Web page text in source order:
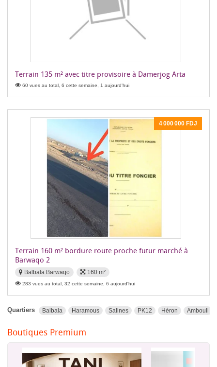
Terrain 135 m² avec titre provisoire à Damerjog Arta
60 vues au total, 6 cette semaine, 1 aujourd'hui
4 000 000 FDJ
Terrain 160 m² bordure route proche futur marché à
Barwaqo 2
Balbala Barwaqo 160 m²
283 vues au total, 32 cette semaine, 6 aujourd'hui
Quartiers Balbala Haramous Salines PK12 Héron Ambouli
Boutiques Premium